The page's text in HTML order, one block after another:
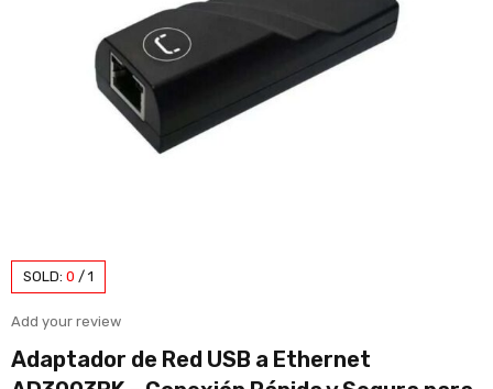
SOLD: 0 / 1
Add your review
Adaptador de Red USB a Ethernet